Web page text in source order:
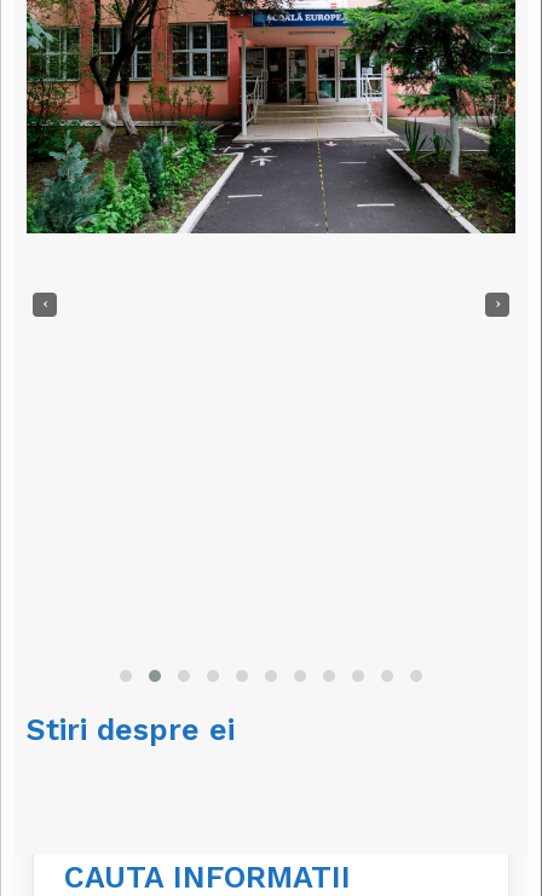
‹ ›
Stiri despre ei
CAUTA INFORMATII